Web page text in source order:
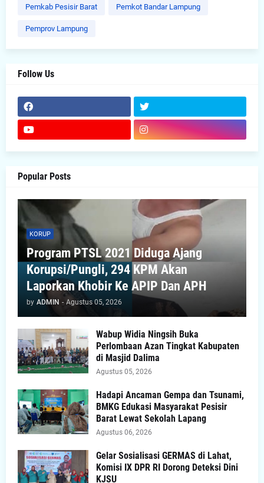
Pemkab Pesisir Barat Pemkot Bandar Lampung
Pemprov Lampung
Follow Us
Popular Posts
KORUP
Program PTSL 2021 Diduga Ajang
Korupsi/Pungli, 294 KPM Akan
Laporkan Khobir Ke APIP Dan APH
by ADMIN - Agustus 05, 2026
Wabup Widia Ningsih Buka
Perlombaan Azan Tingkat Kabupaten
di Masjid Dalima
Agustus 05, 2026
Hadapi Ancaman Gempa dan Tsunami,
BMKG Edukasi Masyarakat Pesisir
Barat Lewat Sekolah Lapang
Agustus 06, 2026
Gelar Sosialisasi GERMAS di Lahat,
Komisi IX DPR RI Dorong Deteksi Dini
KJSU